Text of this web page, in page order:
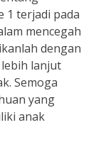
1 terjadi pada
mencegah
dengan
lanjut
Semoga
yang
anak